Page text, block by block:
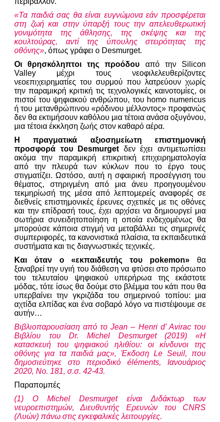
«Τα παιδιά σας θα είναι ευγνώμονα εάν προσφέρεται
στη ζωή και στην ύπαρξή τους την απελευθερωτική
γονιμότητα της άθλησης, της σκέψης και της
κουλτούρας, αντί της ύπουλης στειρότητας της
οθόνης», όπως γράφει ο Desmurget.
Οι θρησκόληπτοι της προόδου από την Silicon
Valley μέχρι τους νεοφιλελευθερίζοντες
νεοεπιχειρηματίες του συρμού που λατρεύουν χωρίς
την παραμικρή κριτική τις τεχνολογικές καινοτομίες, οι
πιστοί του ψηφιακού ανθρώπου, του homo numericus
ή του μετανθρώπινου «ρόδινου μέλλοντος» προφανώς
δεν θα εκτιμήσουν καθόλου μια τέτοια ανάσα οξυγόνου,
μια τέτοια έκκληση ζωής στον καθαρό αέρα.
Η πραγματικά αξιοσημείωτη επιστημονική
προσφορά του Desmurget δεν έχει αντιμετωπίσει
ακόμα την παραμικρή επικριτική επιχειρηματολογία
από την πλευρά των κύκλων που το έργο τους
στιγματίζει. Ωστόσο, αυτή η σφαιρική προσέγγιση του
θέματος, στηριγμένη από μια άνευ προηγουμένου
τεκμηρίωσή της μέσα από λεπτομερείς αναφορές σε
διεθνείς επιστημονικές έρευνες σχετικές με τις οθόνες
και την επίδρασή τους, έχει αρχίσει να δημιουργεί μια
σωτήρια συνειδητοποίηση η οποία ενδεχομένως θα
μπορούσε κάποια στιγμή να μεταβάλλει τις σημερινές
συμπεριφορές, τα κανονιστικά πλαίσια, τα εκπαιδευτικά
συστήματα και τις διαγνωστικές τεχνικές.
Και όταν ο «εκπαιδευτής του pokemon» θα
ξαναβρεί την υγιή του διάθεση να φτύσει στο πρόσωπο
του τελευταίου ψηφιακού υπερήρωα της εκάστοτε
μόδας, τότε ίσως θα δούμε στο βλέμμα του κάτι που θα
υπερβαίνει την γκριζάδα του σημερινού τοπίου: μια
αχτίδα ελπίδας και ένα σοβαρό λόγο να πιστέψουμε σε
αυτήν…
Βιβλιοπαρουσίαση από το Jean – Henri d’ Avirac του
Βιβλίου του Dr. Michel Desmurget (2019) «Η
κατασκευή του ψηφιακού ηλιθίου: οι κίνδυνοι της
οθόνης για τα παιδιά μας», Έκδοση Le Seuil, που
δημοσιεύτηκε στο περιοδικό éléments, Ιανουάριος
2020, No. 181, σ.σ. 42-43.
Παραπομπές
(1) Ο Michel Desmurget είναι Διδάκτωρ των
νευροεπιστημών, Διευθυντής Ερευνών του CNRS
(Λυών) πάνω στις εγκεφαλικές λειτουργίες.